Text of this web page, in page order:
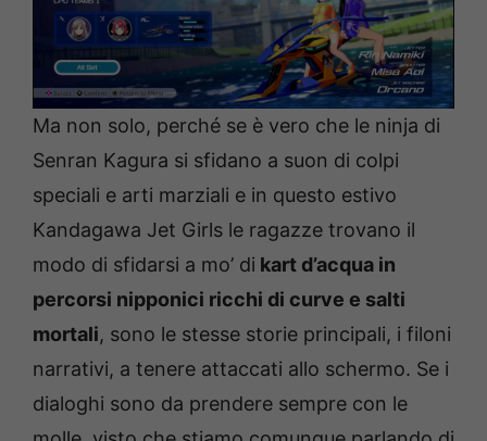
Ma non solo, perché se è vero che le ninja di
Senran Kagura si sfidano a suon di colpi
speciali e arti marziali e in questo estivo
Kandagawa Jet Girls le ragazze trovano il
modo di sfidarsi a mo’ di kart d’acqua in
percorsi nipponici ricchi di curve e salti
mortali, sono le stesse storie principali, i filoni
narrativi, a tenere attaccati allo schermo. Se i
dialoghi sono da prendere sempre con le